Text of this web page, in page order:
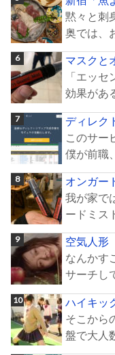
黙々と刺
奥では、
マスクと
「エッ
効果があ
ディレク
このサー
僕が前職
オンガー
我が家で
ードミス
空気人形
なんかす
サーチし
ハイキッ
そこから
盤で大人